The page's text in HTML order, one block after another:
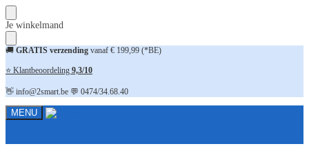
Skip
to
navigation
Skip
to
content
Je winkelmand
🚚 GRATIS verzending vanaf € 199,99 (*BE)
⭐ Klantbeoordeling 9,3/10
👋 info@2smart.be 💬 0474/34.68.40
MENU